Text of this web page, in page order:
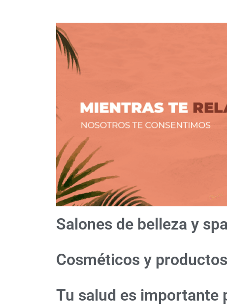
Salones de belleza y spa
Cosméticos y
Tu salud es importante